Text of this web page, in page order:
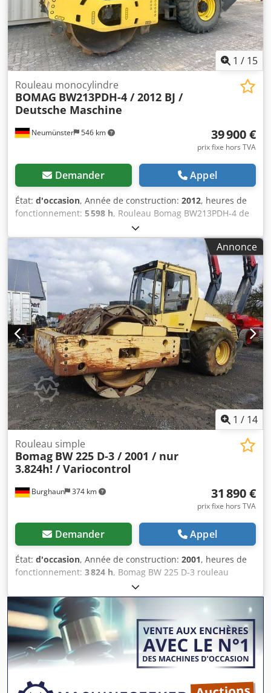
gamme de machines fiables.
1 / 15
Neumünster 546 km
Rouleau monocylindre
BOMAG BW213PDH-4 / 2012 BJ /
Deutsche Maschine
39 900 €
prix fixe hors TVA
Demander Appel
État: d'occasion, Année de construction: 2012, heures de
fonctionnement: 5 598 h, Rouleau Bomag BW213PDH-4 de
2012 avec seulement 5 598 heures de fonctionnement ! ----
* Constructeur : Bomag * Modèle : BW213PDH-4 * Année :
2012 * Heures de fonctionnement relevées : env. 5 598 *
Poids opérationnel : 13 100 kg * Climatisation * Machine
allemande * 119 kW * Moteur diesel Deutz * Autres photos
et vidéo disponibles sur demande * Prix : 39 900 euros HT
+ 19% TVA ----Pour toute question complémentaire, merci
d'appeler : Erik Kortum : WhatsApp Kai Kortum : WhatsApp
Toutes les informations sont données sans garantie ; sous
réserve d'erreurs ou de vente préalable. Djdpfx Aoyt Uirji
Djck
Annonce
1 / 14
Burghaun 374 km
Rouleau simple
Bomag BW 225 D-3 / 2001 / nur
3.824h! / Variocontrol
31 890 €
prix fixe hors TVA
Demander Appel
État: d'occasion, Année de construction: 2001, heures de
fonctionnement: 3 824 h, Bomag BW 225 D-3 rouleau
compacteur, année de fabrication : 2001, heures de
fonctionnement : seulement 3.824 h, moteur : Deutz [145
kW/197 ch], Variocontrol, poids : 24.700 kg, imprimante,
pneus : 40 %, machine allemande, état conforme à l’âge,
prête à l’emploi. Sur demande, nous pouvons vous
proposer une offre de leasing ou de financement. M. Mihm
(tél.) se tient à votre disposition pour tout renseignement
notre site Internet. Sous réserve d’erreurs et de vente